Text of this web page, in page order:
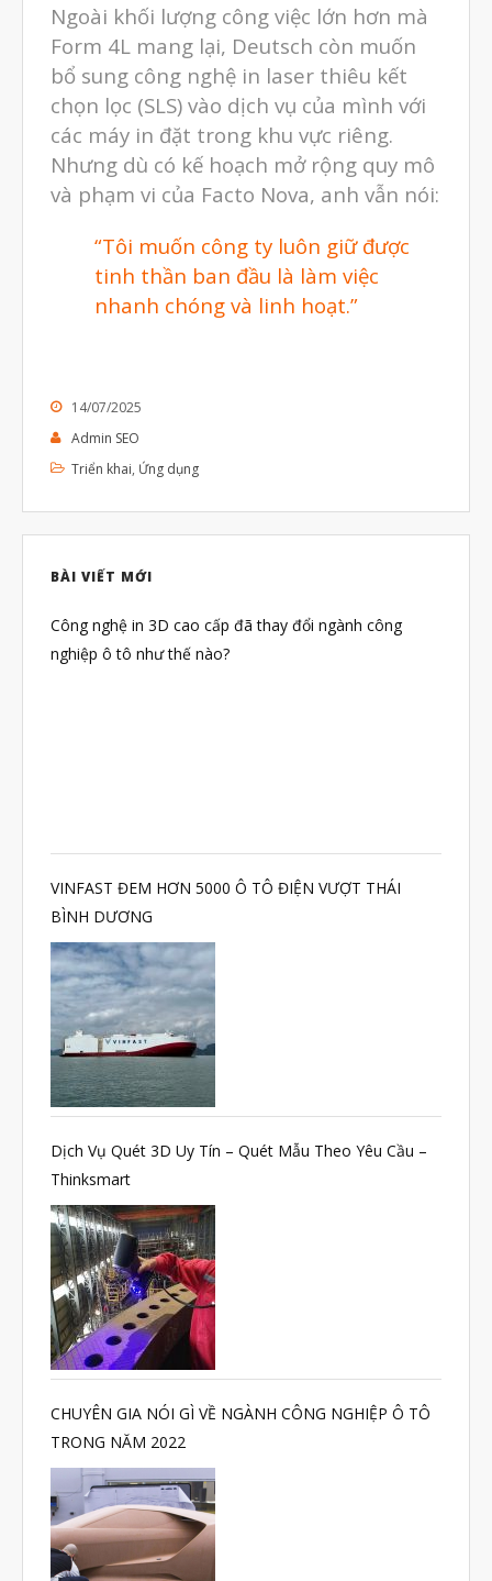
Ngoài khối lượng công việc lớn hơn mà
Form 4L mang lại, Deutsch còn muốn
bổ sung công nghệ in laser thiêu kết
chọn lọc (SLS) vào dịch vụ của mình với
các máy in đặt trong khu vực riêng.
Nhưng dù có kế hoạch mở rộng quy mô
và phạm vi của Facto Nova, anh vẫn nói:
“Tôi muốn công ty luôn giữ được
tinh thần ban đầu là làm việc
nhanh chóng và linh hoạt.”
14/07/2025
Admin SEO
Triển khai, Ứng dụng
BÀI VIẾT MỚI
Công nghệ in 3D cao cấp đã thay đổi ngành công
nghiệp ô tô như thế nào?
VINFAST ĐEM HƠN 5000 Ô TÔ ĐIỆN VƯỢT THÁI
BÌNH DƯƠNG
Dịch Vụ Quét 3D Uy Tín – Quét Mẫu Theo Yêu Cầu –
Thinksmart
CHUYÊN GIA NÓI GÌ VỀ NGÀNH CÔNG NGHIỆP Ô TÔ
TRONG NĂM 2022